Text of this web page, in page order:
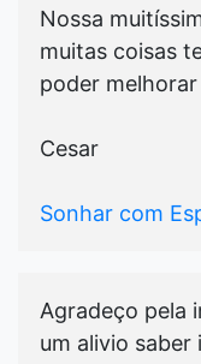
Nossa
muitas coisas
poder
Cesar
Sonhar com
Agradeço pela
um alivio